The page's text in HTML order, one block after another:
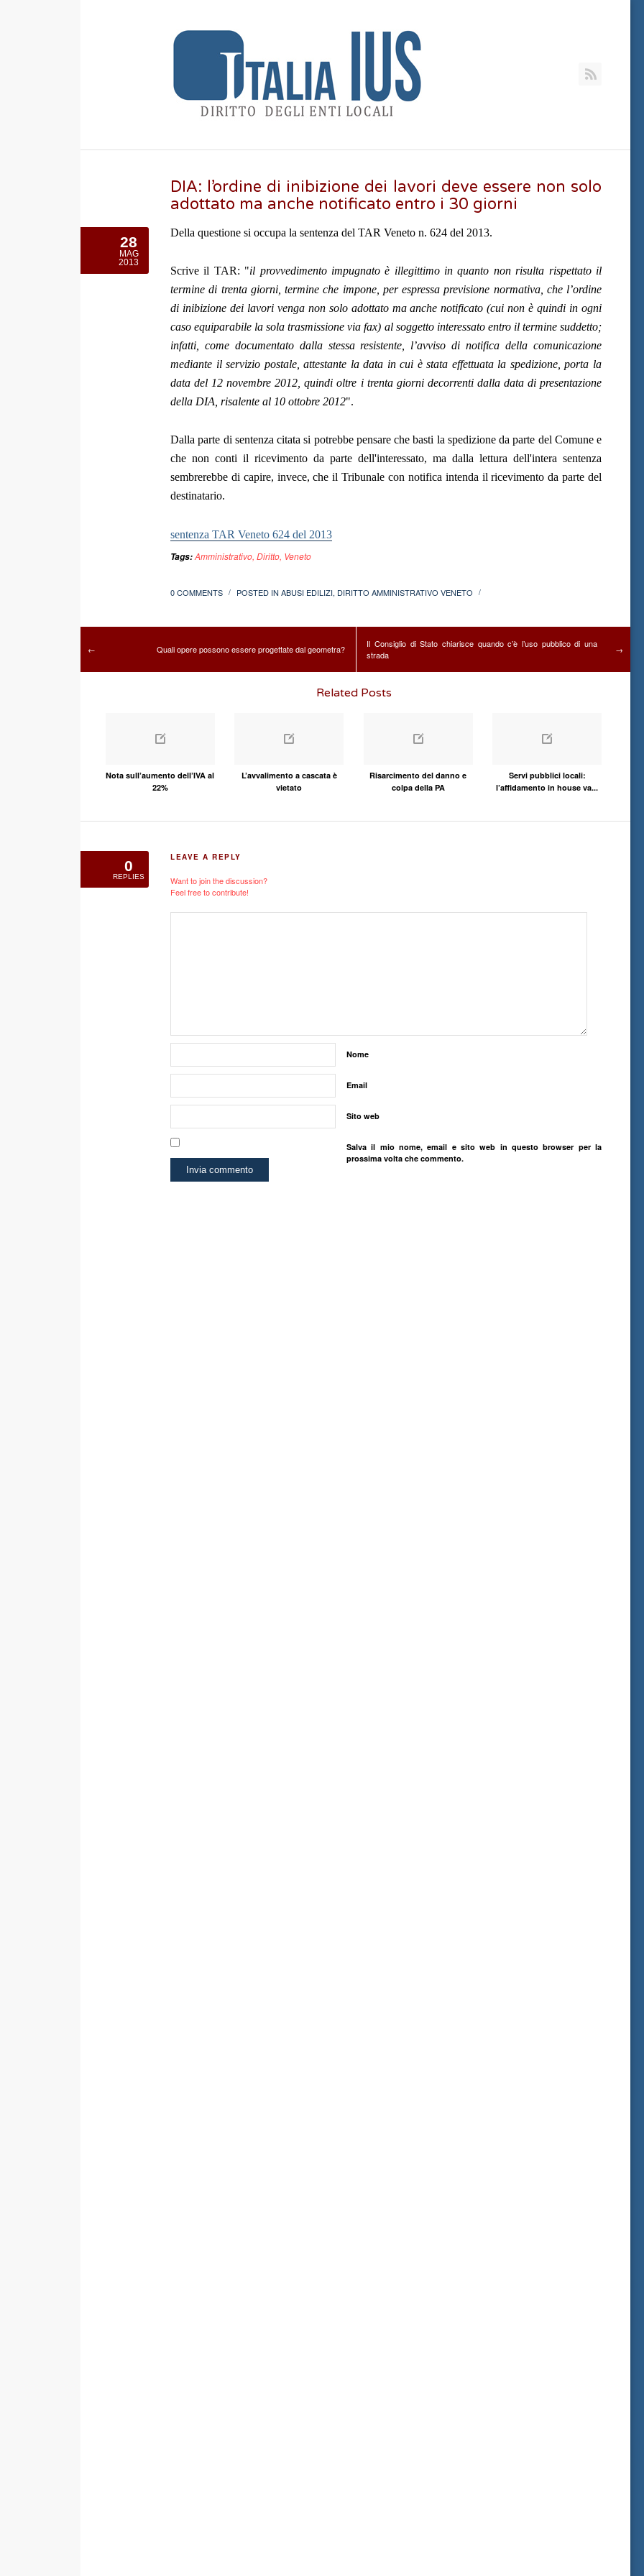
DIA: l’ordine di inibizione dei lavori deve essere non solo
adottato ma anche notificato entro i 30 giorni
28
MAG
2013
Della questione si occupa la sentenza del TAR Veneto n. 624 del 2013.
Scrive il TAR: "il provvedimento impugnato è illegittimo in quanto non risulta rispettato il
termine di trenta giorni, termine che impone, per espressa previsione normativa, che l’ordine
di inibizione dei lavori venga non solo adottato ma anche notificato (cui non è quindi in ogni
caso equiparabile la sola trasmissione via fax) al soggetto interessato entro il termine suddetto;
infatti, come documentato dalla stessa resistente, l’avviso di notifica della comunicazione
mediante il servizio postale, attestante la data in cui è stata effettuata la spedizione, porta la
data del 12 novembre 2012, quindi oltre i trenta giorni decorrenti dalla data di presentazione
della DIA, risalente al 10 ottobre 2012".
Dalla parte di sentenza citata si potrebbe pensare che basti la spedizione da parte del Comune e
che non conti il ricevimento da parte dell'interessato, ma dalla lettura dell'intera sentenza
sembrerebbe di capire, invece, che il Tribunale con notifica intenda il ricevimento da parte del
destinatario.
sentenza TAR Veneto 624 del 2013
Tags:Amministrativo, Diritto, Veneto
0 COMMENTS / POSTED IN ABUSI EDILIZI, DIRITTO AMMINISTRATIVO VENETO /
← Quali opere possono essere progettate dal geometra?
Il Consiglio di Stato chiarisce quando c’è l’uso pubblico di una
strada
→
Related Posts
Nota sull’aumento dell’IVA al
22%
L’avvalimento a cascata è
vietato
Risarcimento del danno e
colpa della PA
Servi pubblici locali:
l’affidamento in house va...
0
REPLIES
LEAVE A REPLY
Want to join the discussion?
Feel free to contribute!
Nome
Email
Sito web
Salva il mio nome, email e sito web in questo browser per la
prossima volta che commento.